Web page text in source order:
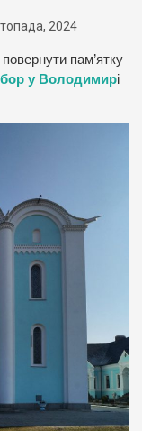
2024
пам’ятку
у Володимирі